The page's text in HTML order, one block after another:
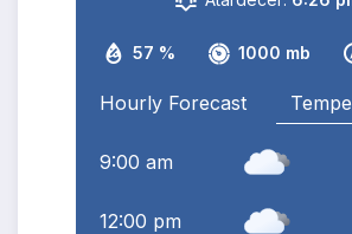
57 % 1000 mb
Hourly Forecast
9:00 am
12:00 pm